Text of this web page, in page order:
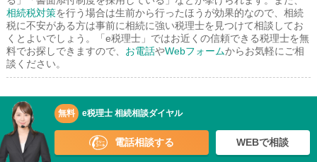
相続税対策を行う場合は生前から行ったほうが効果的なので、相続
税に不安がある方は事前に相続に強い税理士を見つけて相談してお
くとよいでしょう。「e税理士」ではお近くの信頼できる税理士を無
料でお探しできますので、 お電話やWebフォームからお気軽にご相
談ください。
鎌倉新書のグループサイト
無料 e税理士 相続相談ダイヤル
電話相談する WEBで相談